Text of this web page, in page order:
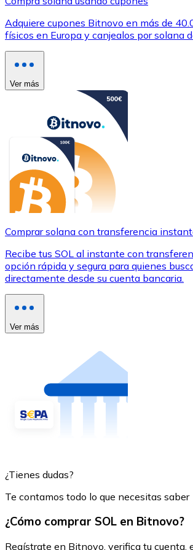
Adquiere cupones Bitnovo en más de
físicos en Europa y canjealos por solana
Ver más
Comprar solana con transferencia
Recibe tus SOL al instante con
opción rápida y segura para quienes
directamente desde su cuenta bancaria.
Ver más
¿Tienes dudas?
Te contamos todo lo que necesitas saber
¿Cómo comprar SOL en Bitnovo?
Regístrate en Bitnovo, verifica tu cuenta,